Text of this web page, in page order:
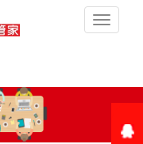
Toggle